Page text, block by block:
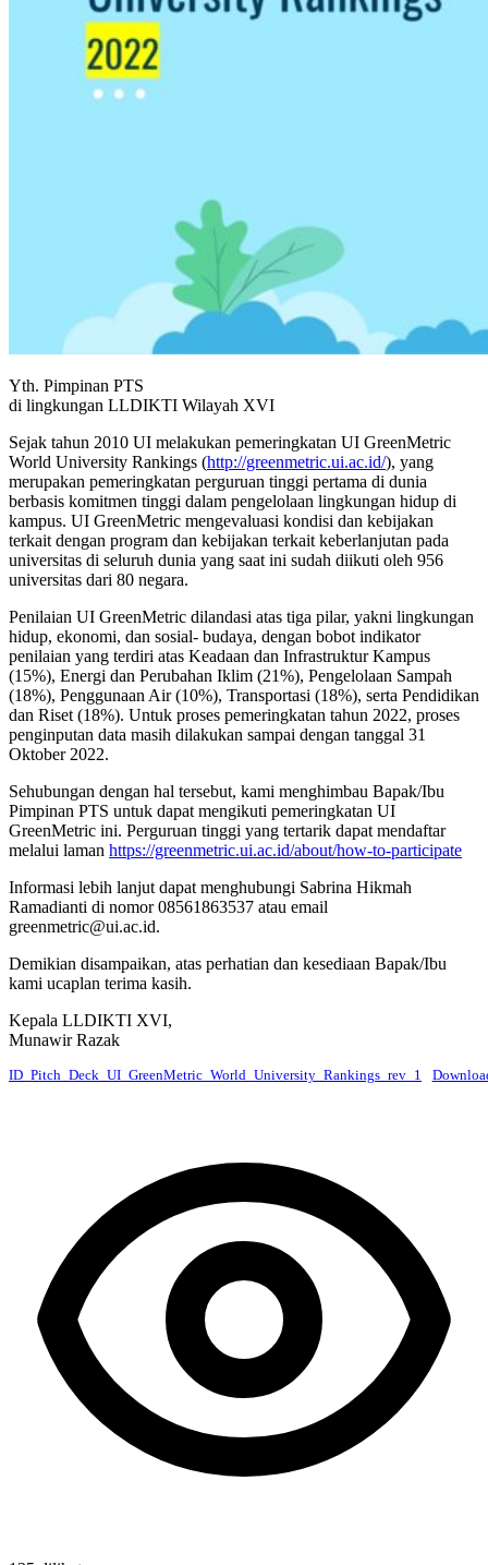
Yth. Pimpinan PTS
di lingkungan LLDIKTI Wilayah XVI
Sejak tahun 2010 UI melakukan pemeringkatan UI GreenMetric
World University Rankings (http://greenmetric.ui.ac.id/), yang
merupakan pemeringkatan perguruan tinggi pertama di dunia
berbasis komitmen tinggi dalam pengelolaan lingkungan hidup di
kampus. UI GreenMetric mengevaluasi kondisi dan kebijakan
terkait dengan program dan kebijakan terkait keberlanjutan pada
universitas di seluruh dunia yang saat ini sudah diikuti oleh 956
universitas dari 80 negara.
Penilaian UI GreenMetric dilandasi atas tiga pilar, yakni lingkungan
hidup, ekonomi, dan sosial- budaya, dengan bobot indikator
penilaian yang terdiri atas Keadaan dan Infrastruktur Kampus
(15%), Energi dan Perubahan Iklim (21%), Pengelolaan Sampah
(18%), Penggunaan Air (10%), Transportasi (18%), serta Pendidikan
dan Riset (18%). Untuk proses pemeringkatan tahun 2022, proses
penginputan data masih dilakukan sampai dengan tanggal 31
Oktober 2022.
Sehubungan dengan hal tersebut, kami menghimbau Bapak/Ibu
Pimpinan PTS untuk dapat mengikuti pemeringkatan UI
GreenMetric ini. Perguruan tinggi yang tertarik dapat mendaftar
melalui laman https://greenmetric.ui.ac.id/about/how-to-participate
Informasi lebih lanjut dapat menghubungi Sabrina Hikmah
Ramadianti di nomor 08561863537 atau email
greenmetric@ui.ac.id.
Demikian disampaikan, atas perhatian dan kesediaan Bapak/Ibu
kami ucaplan terima kasih.
Kepala LLDIKTI XVI,
Munawir Razak
ID_Pitch_Deck_UI_GreenMetric_World_University_Rankings_rev_1